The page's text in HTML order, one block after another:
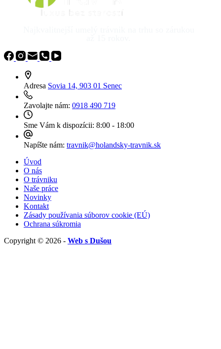
Adresa Sovia 14, 903 01 Senec
Zavolajte nám: 0918 490 719
Sme Vám k dispozícii: 8:00 - 18:00
Napíšte nám: travnik@holandsky-travnik.sk
Úvod
O nás
O trávniku
Naše práce
Novinky
Kontakt
Zásady používania súborov cookie (EÚ)
Ochrana súkromia
Copyright © 2026 - Web s Dušou